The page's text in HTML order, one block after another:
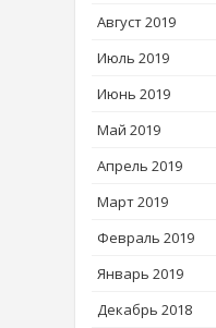
Август 2019
Июль 2019
Июнь 2019
Май 2019
Апрель 2019
Март 2019
Февраль 2019
Январь 2019
Декабрь 2018